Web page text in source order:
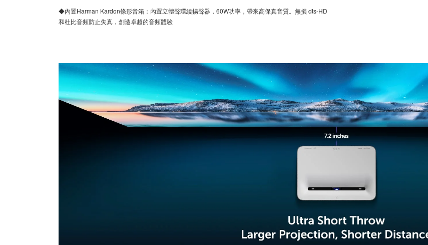
◆內置Harman Kardon條形音箱：內置立體聲環繞揚聲器，60W功率，帶來高保真音質。無損 dts-HD
和杜比音頻防止失真，創造卓越的音頻體驗